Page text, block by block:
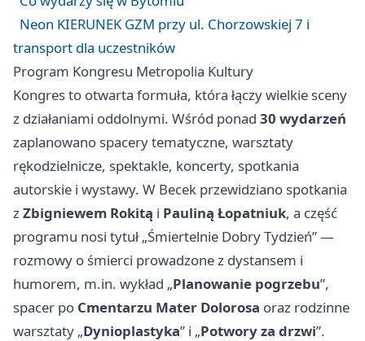
Neon KIERUNEK GZM przy ul. Chorzowskiej 7 i
transport dla uczestników
Program Kongresu Metropolia Kultury
Kongres to otwarta formuła, która łączy wielkie sceny
z działaniami oddolnymi. Wśród ponad 30 wydarzeń
zaplanowano spacery tematyczne, warsztaty
rękodzielnicze, spektakle, koncerty, spotkania
autorskie i wystawy. W Becek przewidziano spotkania
zZbigniewem Rokitą i Pauliną Łopatniuk, a część
programu nosi tytuł „Śmiertelnie Dobry Tydzień” —
rozmowy o śmierci prowadzone z dystansem i
humorem, m.in. wykład „Planowanie pogrzebu”,
spacer po Cmentarzu Mater Dolorosa oraz rodzinne
warsztaty „Dynioplastyka” i „Potwory za drzwi”.